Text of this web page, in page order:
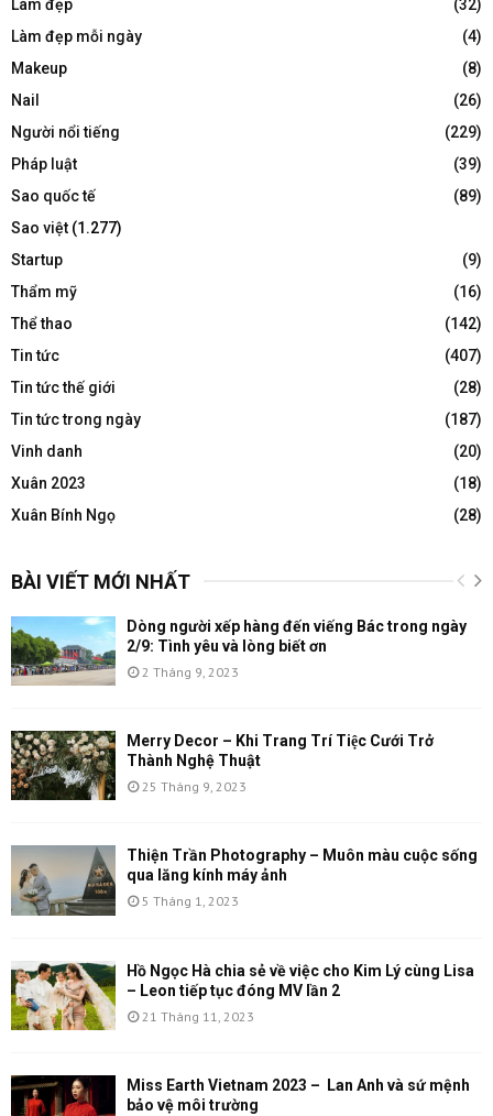
Làm đẹp
(32)
Làm đẹp mỗi ngày
(4)
Makeup
(8)
Nail
(26)
Người nổi tiếng
(229)
Pháp luật
(39)
Sao quốc tế
(89)
Sao việt (1.277)
Startup
(9)
Thẩm mỹ
(16)
Thể thao
(142)
Tin tức
(407)
Tin tức thế giới
(28)
Tin tức trong ngày
(187)
Vinh danh
(20)
Xuân 2023
(18)
Xuân Bính Ngọ
(28)
BÀI VIẾT MỚI NHẤT
Dòng người xếp hàng đến viếng Bác trong ngày
2/9: Tình yêu và lòng biết ơn
2 Tháng 9, 2023
Merry Decor – Khi Trang Trí Tiệc Cưới Trở
Thành Nghệ Thuật
25 Tháng 9, 2023
Thiện Trần Photography – Muôn màu cuộc sống
qua lăng kính máy ảnh
5 Tháng 1, 2023
Hồ Ngọc Hà chia sẻ về việc cho Kim Lý cùng Lisa
– Leon tiếp tục đóng MV lần 2
21 Tháng 11, 2023
Miss Earth Vietnam 2023 – Lan Anh và sứ mệnh
bảo vệ môi trường